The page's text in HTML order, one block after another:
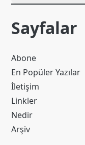
Sayfalar
Abone
En Popüler Yazılar
İletişim
Linkler
Nedir
Arşiv